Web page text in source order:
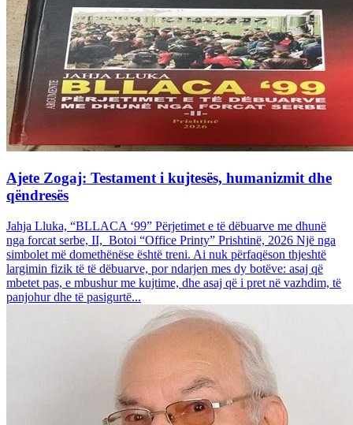
Ajete Zogaj: Testament i kujtesës, humanizmit dhe
qëndresës
Jahja Lluka, “BLLACA ‘99” Përjetimet e të dëbuarve me dhunë
nga forcat serbe, II, Botoi “Office Printy” Prishtinë, 2026 Një nga
simbolet më domethënëse është treni. Ai nuk përfaqëson thjeshtë
largimin fizik të të dëbuarve, por ndarjen mes dy botëve: asaj që
mbetet pas, e mbushur me kujtime, dhe asaj që i pret në vazhdim, të
panjohur dhe të pasigurtë...